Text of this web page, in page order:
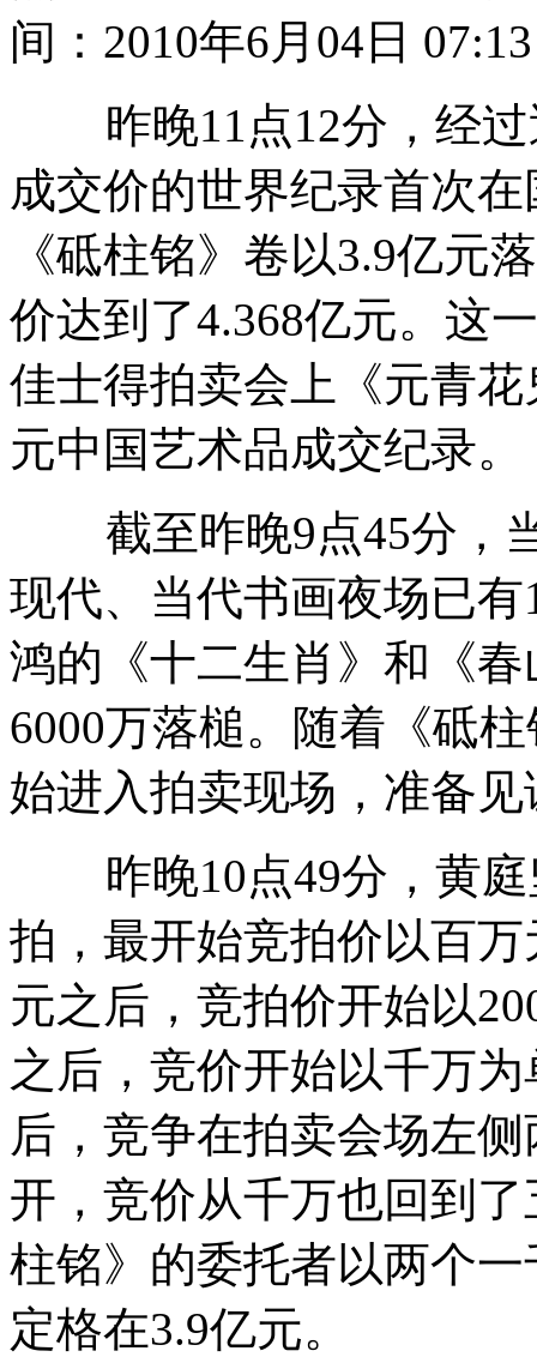
间：2010年6月04日 07:13
昨晚11点12分，经过
成交价的世界纪录首次
《砥柱铭》卷以3.9亿元
价达到了4.368亿元。这
佳士得拍卖会上《元青
元中国艺术品成交纪录。
截至昨晚9点45分，当
现代、当代书画夜场已
鸿的《十二生肖》和《
6000万落槌。随着《砥
始进入拍卖现场，准备
昨晚10点49分，黄庭
拍，最开始竞拍价以百
元之后，竞拍价开始以
之后，竞价开始以千万
后，竞争在拍卖会场左
开，竞价从千万也回到
柱铭》的委托者以两个
定格在3.9亿元。